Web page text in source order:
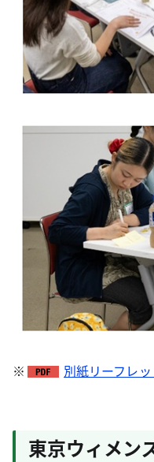
※ 別紙リーフレッ
東京ウィメン